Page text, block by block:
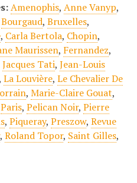
Amenophis, Anne Vanyp,
Bourgaud, Bruxelles,
, Carla Bertola, Chopin,
Maurissen, Fernandez,
Jacques Tati, Jean-Louis
La Louvière, Le Chevalier De
, Marie-Claire Gouat,
Paris, Pelican Noir, Pierre
, Piqueray, Preszow, Revue
, Roland Topor, Saint Gilles,